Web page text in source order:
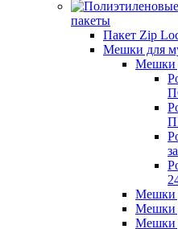
пакеты
Пакет Zip
Мешки для
Мешки
Мешки
Мешки
Мешки